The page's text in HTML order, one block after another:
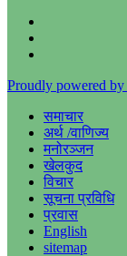
Proudly powered by
समाचार
अर्थ /वाणिज्य
मनोरञ्जन
खेलकुद
विचार
सूचना प्रविधि
प्रवास
English
sitemap